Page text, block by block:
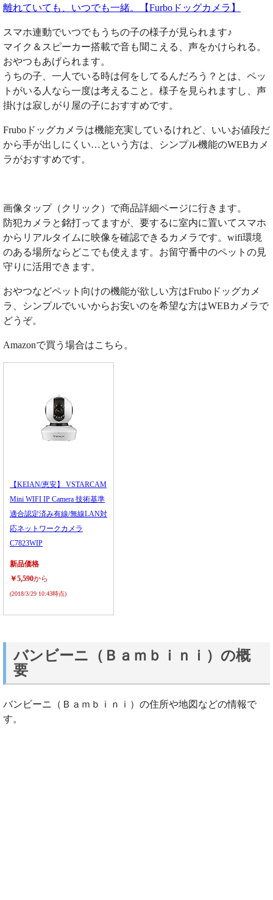
離れていても、いつでも一緒。【Furboドッグカメラ】
スマホ連動でいつでもうちの子の様子が見られます♪
マイク＆スピーカー搭載で音も聞こえる、声をかけられる。
おやつもあげられます。
うちの子、一人でいる時は何をしてるんだろう？とは、ペッ
トがいる人なら一度は考えること。様子を見られますし、声
掛けは寂しがり屋の子におすすめです。
Fruboドッグカメラは機能充実しているけれど、いいお値段だ
から手が出しにくい…という方は、シンプル機能のWEBカメ
ラがおすすめです。
画像タップ（クリック）で商品詳細ページに行きます。
防犯カメラと銘打ってますが、要するに室内に置いてスマホ
からリアルタイムに映像を確認できるカメラです。wifi環境
のある場所ならどこでも使えます。お留守番中のペットの見
守りに活用できます。
おやつなどペット向けの機能が欲しい方はFruboドッグカメ
ラ、シンプルでいいからお安いのを希望な方はWEBカメラで
どうぞ。
Amazonで買う場合はこちら。
【KEIAN/恵安】 VSTARCAM
Mini WIFI IP Camera 技術基準
適合認定済み有線/無線LAN対
応ネットワークカメラ
C7823WIP
新品価格
￥5,590から
(2018/3/29 10:43時点)
バンビーニ（Ｂａｍｂｉｎｉ）の概
要
バンビーニ（Ｂａｍｂｉｎｉ）の住所や地図などの情報で
す。